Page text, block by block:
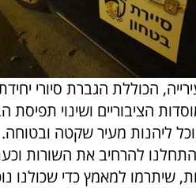
הכוללת הגברת סיורי
הציבוריים ושינוי תפיסת
ליהנות מעיר שקטה ובטוחה.
להרחיב את השורות
שיתרמו למאמץ כדי שכולנו